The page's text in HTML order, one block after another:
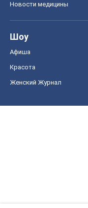
Новости медицины
Шоу
Афиша
Красота
Женский Журнал